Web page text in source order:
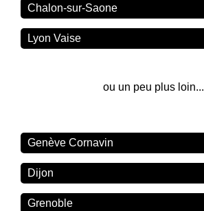
Chalon-sur-Saone
Lyon Vaise
ou un peu plus loin...
Genève Cornavin
Dijon
Grenoble